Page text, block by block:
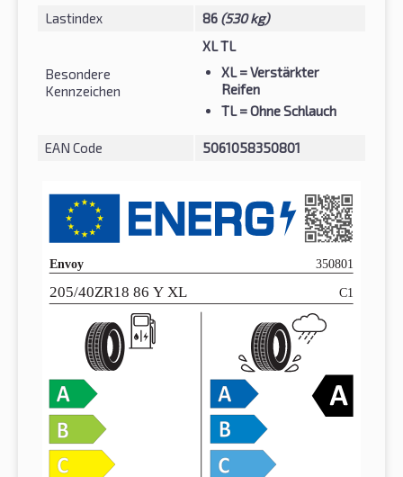
Lastindex
86 (530 kg)
Besondere
Kennzeichen
XL TL
XL= Verstärkter
Reifen
TL= Ohne Schlauch
EAN Code 5061058350801